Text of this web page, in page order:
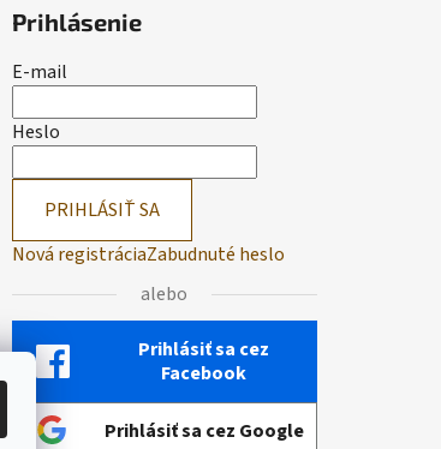
Prihlásenie
E-mail
Heslo
PRIHLÁSIŤ SA
Nová registráciaZabudnuté heslo
alebo
Prihlásiť sa cez
Facebook
Prihlásiť sa cez Google